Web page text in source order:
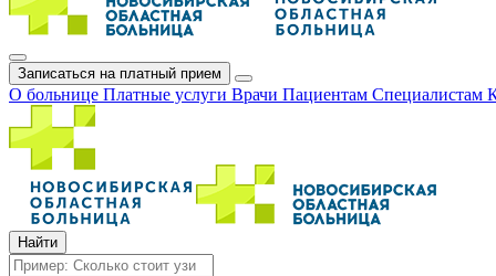
Записаться на платный прием
О больнице Платные услуги Врачи Пациентам Специалистам